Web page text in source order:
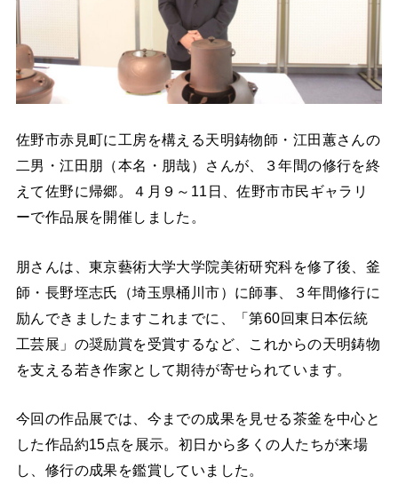
佐野市赤見町に工房を構える天明鋳物師・江田蕙さんの
二男・江田朋（本名・朋哉）さんが、３年間の修行を終
えて佐野に帰郷。４月９～11日、佐野市市民ギャラリ
ーで作品展を開催しました。
朋さんは、東京藝術大学大学院美術研究科を修了後、釜
師・長野垤志氏（埼玉県桶川市）に師事、３年間修行に
励んできましたますこれまでに、「第60回東日本伝統
工芸展」の奨励賞を受賞するなど、これからの天明鋳物
を支える若き作家として期待が寄せられています。
今回の作品展では、今までの成果を見せる茶釜を中心と
した作品約15点を展示。初日から多くの人たちが来場
し、修行の成果を鑑賞していました。